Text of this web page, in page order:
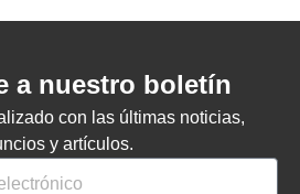
a nuestro boletín
con las últimas noticias,
y artículos.